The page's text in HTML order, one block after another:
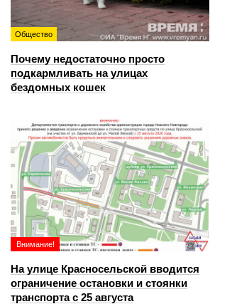
Общество
Почему недостаточно просто
подкармливать на улицах
бездомных кошек
Внимание!
На улице Красносельской вводится
ограничение остановки и стоянки
транспорта с 25 августа